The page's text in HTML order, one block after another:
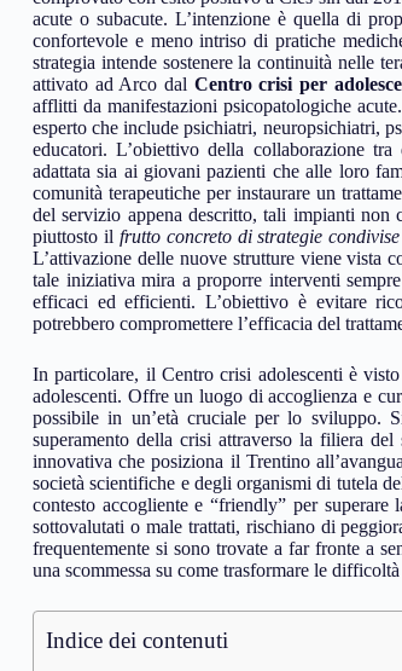
acute o subacute. L’intenzione è quella di
confortevole e meno intriso di pratiche
strategia intende sostenere la continuità nelle
attivato ad Arco dal Centro crisi per
afflitti da manifestazioni psicopatologiche
esperto che include psichiatri, neuropsichiatri,
educatori. L’obiettivo della collaborazione
adattata sia ai giovani pazienti che alle loro
comunità terapeutiche per instaurare un
del servizio appena descritto, tali impianti non
piuttosto il frutto concreto di strategie
L’attivazione delle nuove strutture viene vista
tale iniziativa mira a proporre interventi
efficaci ed efficienti. L’obiettivo è evitare
potrebbero compromettere l’efficacia del
In particolare, il Centro crisi adolescenti è
adolescenti. Offre un luogo di accoglienza e
possibile in un’età cruciale per lo sviluppo.
superamento della crisi attraverso la filiera
innovativa che posiziona il Trentino
società scientifiche e degli organismi di tutela
contesto accogliente e “friendly” per
sottovalutati o male trattati, rischiano di
frequentemente si sono trovate a far fronte a
una scommessa su come trasformare le
Indice dei contenuti